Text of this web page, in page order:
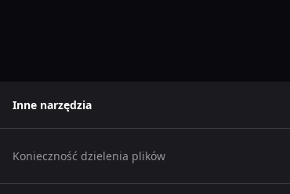
Inne narzędzia
Konieczność dzielenia plików